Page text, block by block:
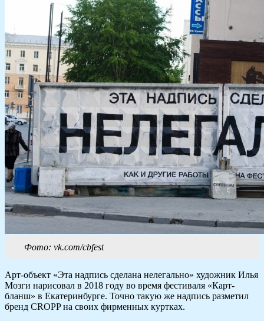
Фото: vk.com/cbfest
Арт-объект «Эта надпись сделана нелегально» художник Илья
Мозги нарисовал в 2018 году во время фестиваля «Карт-
бланш» в Екатеринбурге. Точно такую же надпись разметил
бренд CROPP на своих фирменных куртках.